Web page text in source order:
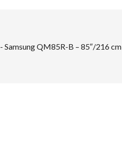
- Samsung QM85R-B – 85″/216 cm